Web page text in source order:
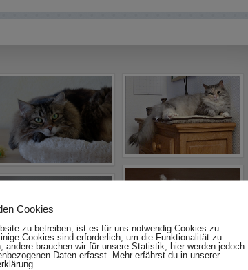
Cookies
zu betreiben, ist es für uns notwendig Cookies zu
Cookies sind erforderlich, um die Funktionalität zu
andere brauchen wir für unsere Statistik, hier werden jedoch
Daten erfasst. Mehr erfährst du in unserer